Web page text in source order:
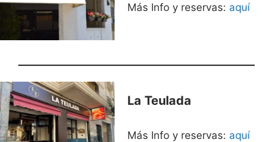
Más Info y reservas: aquí
La Teulada
Más Info y reservas: aquí